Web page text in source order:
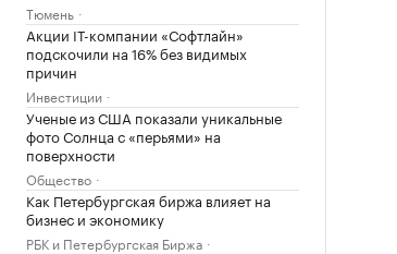
Тюмень
Акции IT-компании «Софтлайн»
подскочили на 16% без видимых
причин
Инвестиции
Ученые из США показали уникальные
фото Солнца с «перьями» на
поверхности
Общество
Как Петербургская биржа влияет на
бизнес и экономику
РБК и Петербургская Биржа